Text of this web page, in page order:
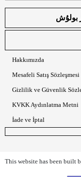
بولۇش
Hakkımızda
Mesafeli Satış Sözleşmesi
Gizlilik ve Güvenlik
KVKK Aydınlatma Metni
İade ve İptal
This website has been built